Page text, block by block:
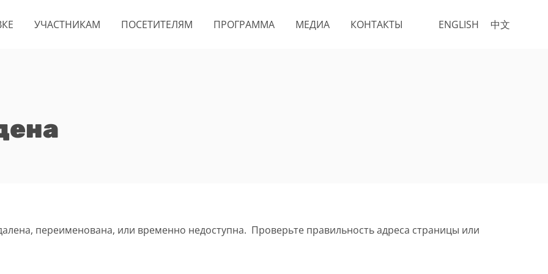
ENGLISH 中文
УЧАСТНИКАМ ПОСЕТИТЕЛЯМ ПРОГРАММА МЕДИА КОНТАКТЫ
переименована, или временно недоступна. Проверьте правильность адреса страницы или